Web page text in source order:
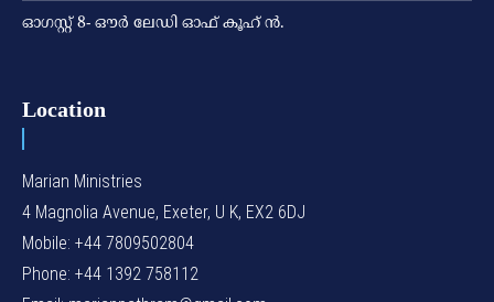
ഓഗസ്റ്റ് 8- ഔര്‍ ലേഡി ഓഫ് കൂഹ് ന്‍.
Location
Marian Ministries
4 Magnolia Avenue, Exeter, U K, EX2 6DJ
Mobile: +44 7809502804
Phone: +44 1392 758112